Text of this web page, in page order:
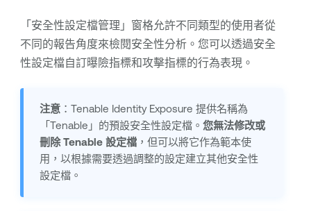
「安全性設定檔管理」窗格允許不同類型的使用者從
不同的報告角度來檢閱安全性分析。您可以透過安全
性設定檔自訂曝險指標和攻擊指標的行為表現。
注意： Tenable Identity Exposure 提供名稱為
「Tenable」的預設安全性設定檔。 您無法修改或
刪除 Tenable 設定檔，但可以將它作為範本使
用，以根據需要透過調整的設定建立其他安全性
設定檔。